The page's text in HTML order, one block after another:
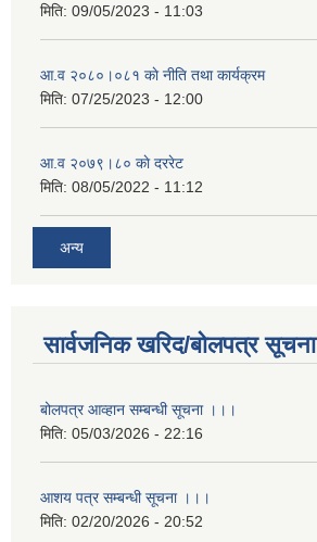
मिति: 09/05/2023 - 11:03
आ.व २०८०।०८१ काे नीति तथा कार्यक्रम
मिति: 07/25/2023 - 12:00
आ.व २०७९।८० काे दररेट
मिति: 08/05/2022 - 11:12
अन्य
सार्वजनिक खरिद/बोलपत्र सूचना
बोलपत्र आव्हान सम्बन्धी सूचना ।।।
मिति: 05/03/2026 - 22:16
आशय पत्र सम्बन्धी सूचना ।।।
मिति: 02/20/2026 - 20:52